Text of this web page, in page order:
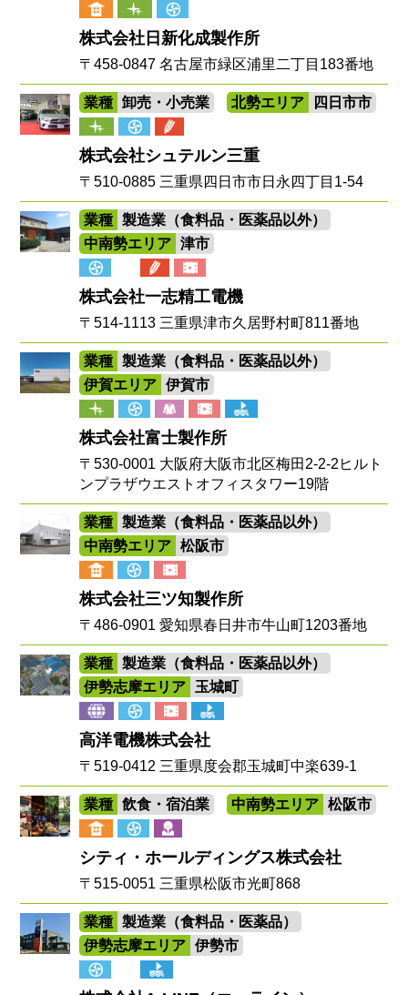
株式会社日新化成製作所
〒458-0847 名古屋市緑区浦里二丁目183番地
業種 卸売・小売業 北勢エリア 四日市市
株式会社シュテルン三重
〒510-0885 三重県四日市市日永四丁目1-54
業種
製造業（食料品・医薬品以外）
中南勢エリア
津市
株式会社一志精工電機
〒514-1113 三重県津市久居野村町811番地
業種
製造業（食料品・医薬品以外）
伊賀エリア
伊賀市
株式会社富士製作所
〒530-0001 大阪府大阪市北区梅田2-2-2ヒルト
ンプラザウエストオフィスタワー19階
業種
製造業（食料品・医薬品以外）
中南勢エリア
松阪市
株式会社三ツ知製作所
〒486-0901 愛知県春日井市牛山町1203番地
業種
製造業（食料品・医薬品以外）
伊勢志摩エリア
玉城町
高洋電機株式会社
〒519-0412 三重県度会郡玉城町中楽639-1
業種 飲食・宿泊業 中南勢エリア 松阪市
シティ・ホールディングス株式会社
〒515-0051 三重県松阪市光町868
業種
製造業（食料品・医薬品）
伊勢志摩エリア
伊勢市